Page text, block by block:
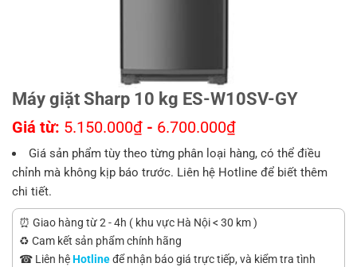
Máy giặt Sharp 10 kg ES-W10SV-GY
Giá từ: 5.150.000₫ - 6.700.000₫
Giá sản phẩm tùy theo từng phân loại hàng, có thể điều
chỉnh mà không kịp báo trước. Liên hệ Hotline để biết thêm
chi tiết.
⏰ Giao hàng từ 2 - 4h ( khu vực Hà Nội < 30 km )
♻️ Cam kết sản phẩm chính hãng
☎ Liên hệHotlineđể nhận báo giá trực tiếp, và kiểm tra tình